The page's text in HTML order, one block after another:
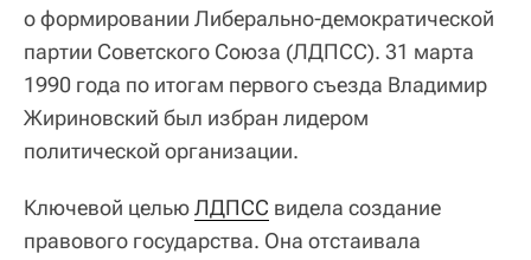
о формировании Либерально-демократической
партии Советского Союза (ЛДПСС). 31 марта
1990 года по итогам первого съезда Владимир
Жириновский был избран лидером
политической организации.
Ключевой цельюЛДПСС видела создание
правового государства. Она отстаивала